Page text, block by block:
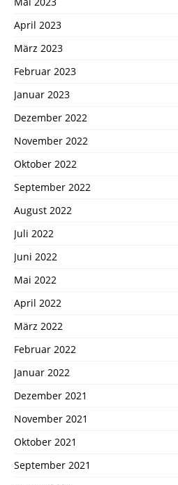
April 2023
März 2023
Februar 2023
Januar 2023
Dezember 2022
November 2022
Oktober 2022
September 2022
August 2022
Juli 2022
Juni 2022
Mai 2022
April 2022
März 2022
Februar 2022
Januar 2022
Dezember 2021
November 2021
Oktober 2021
September 2021